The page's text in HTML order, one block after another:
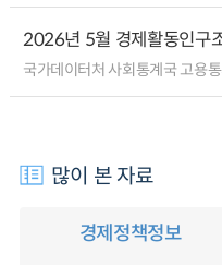
2026년 5월 경제활동인구
국가데이터처 사회통계국 고용
많이 본 자료
경제정책정보